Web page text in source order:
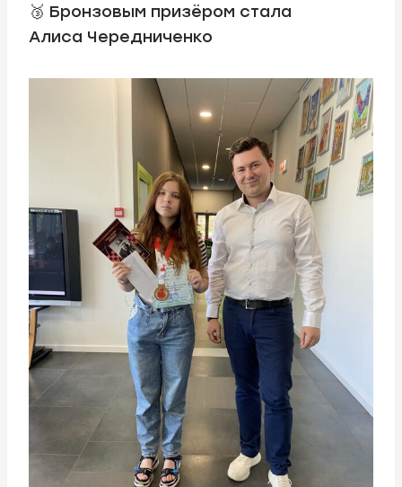
🥉 Бронзовым призёром стала
Алиса Чередниченко